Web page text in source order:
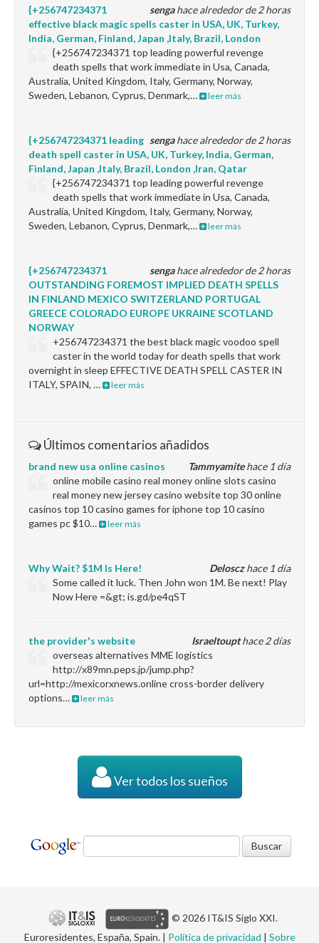
sengahace alrededor de 2 horas
{+256747234371
effective black magic spells caster in USA, UK, Turkey,
India, German, Finland, Japan ,Italy, Brazil, London
{+256747234371 top leading powerful revenge
death spells that work immediate in Usa, Canada,
Australia, United Kingdom, Italy, Germany, Norway,
Sweden, Lebanon, Cyprus, Denmark,…
leer más
sengahace alrededor de 2 horas
{+256747234371 leading
death spell caster in USA, UK, Turkey, India, German,
Finland, Japan ,Italy, Brazil, London ,Iran, Qatar
{+256747234371 top leading powerful revenge
death spells that work immediate in Usa, Canada,
Australia, United Kingdom, Italy, Germany, Norway,
Sweden, Lebanon, Cyprus, Denmark,…
leer más
sengahace alrededor de 2 horas
{+256747234371
OUTSTANDING FOREMOST IMPLIED DEATH SPELLS
IN FINLAND MEXICO SWITZERLAND PORTUGAL
GREECE COLORADO EUROPE UKRAINE SCOTLAND
NORWAY
+256747234371 the best black magic voodoo spell
caster in the world today for death spells that work
overnight in sleep EFFECTIVE DEATH SPELL CASTER IN
ITALY, SPAIN, …
leer más
Últimos comentarios añadidos
Tammyamitehace 1 día
brand new usa online casinos
online mobile casino real money online slots casino
real money new jersey casino website top 30 online
casinos top 10 casino games for iphone top 10 casino
games pc $10…
leer más
Delosczhace 1 día
Why Wait? $1M Is Here!
Some called it luck. Then John won 1M. Be next! Play
Now Here =&gt; is.gd/pe4qST
Israeltoupthace 2 días
the provider's website
overseas alternatives MME logistics
http://x89mn.peps.jp/jump.php?
url=http://mexicorxnews.online cross-border delivery
options…
leer más
Ver todos los sueños
© 2026 IT&IS Siglo XXI.
Euroresidentes, España, Spain. | Política de privacidad | Sobre